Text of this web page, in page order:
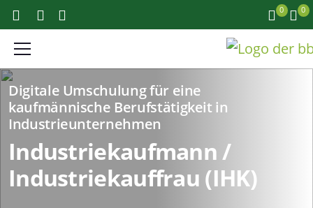
0 0
Digitale Umschulung für eine
kaufmännische Berufstätigkeit in
Industrieunternehmen
Industriekaufmann /
Industriekauffrau (IHK)